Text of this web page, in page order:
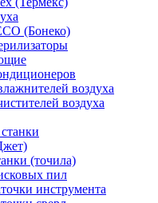
(Бонеко)
воздуха
воздуха
(точила)
пил
инструмента